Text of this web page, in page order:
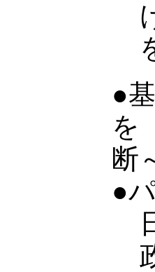
●
を
断
●